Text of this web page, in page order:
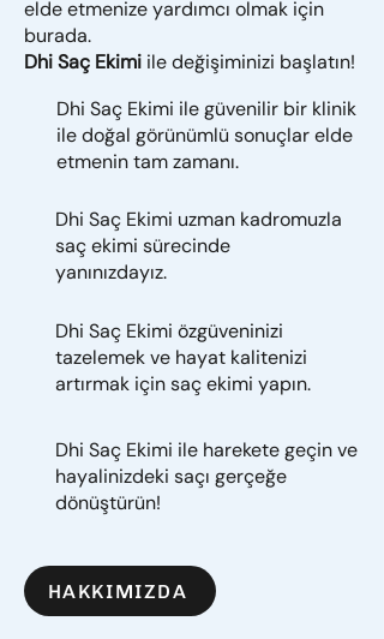
elde etmenize yardımcı olmak için
burada.
Dhi Saç Ekimi ile değişiminizi başlatın!
Dhi Saç Ekimi ile güvenilir bir klinik
ile doğal görünümlü sonuçlar elde
etmenin tam zamanı.
Dhi Saç Ekimi uzman kadromuzla
saç ekimi sürecinde
yanınızdayız.
Dhi Saç Ekimi özgüveninizi
tazelemek ve hayat kalitenizi
artırmak için saç ekimi yapın.
Dhi Saç Ekimi ile harekete geçin ve
hayalinizdeki saçı gerçeğe
dönüştürün!
HAKKIMIZDA